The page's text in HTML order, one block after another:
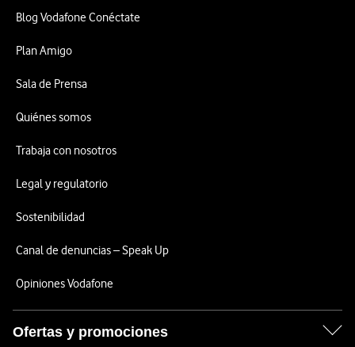
Blog Vodafone Conéctate
Plan Amigo
Sala de Prensa
Quiénes somos
Trabaja con nosotros
Legal y regulatorio
Sostenibilidad
Canal de denuncias – Speak Up
Opiniones Vodafone
Ofertas y promociones